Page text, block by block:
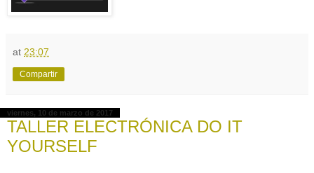
at 23:07
Compartir
viernes, 10 de marzo de 2017
TALLER ELECTRÓNICA DO IT
YOURSELF